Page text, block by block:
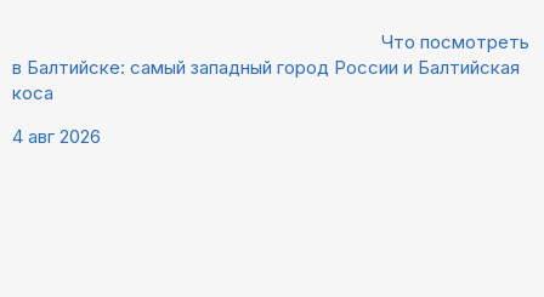
Что посмотреть
в Балтийске: самый западный город России и Балтийская
коса
4 авг 2026